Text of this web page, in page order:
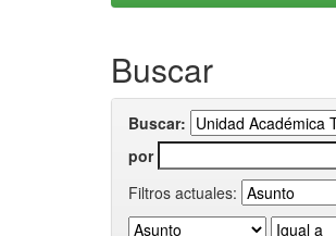
Buscar
Buscar:
por
Filtros actuales: